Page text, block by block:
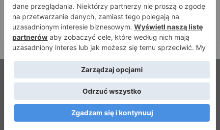
4 sierpnia 2026
Ostre spojrzenia Jóźwiaka i Ryty. Zobacz face to face
przed PRIME 18
© Strefamma.pl 2026, Wszelkie prawa zastrzeżone |
Home
Redakcja Kontakt
FacebookYouTube
RSS